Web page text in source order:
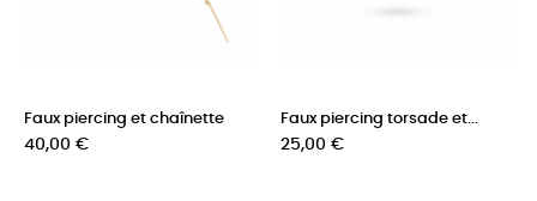
Faux piercing et chaînette
Prix
40,00 €
Faux piercing torsade et...
Prix
25,00 €